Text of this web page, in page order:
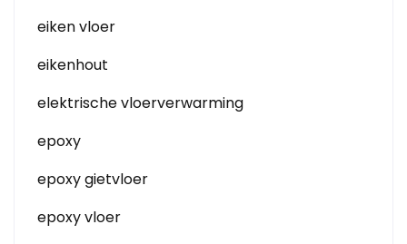
eiken vloer
eikenhout
elektrische vloerverwarming
epoxy
epoxy gietvloer
epoxy vloer